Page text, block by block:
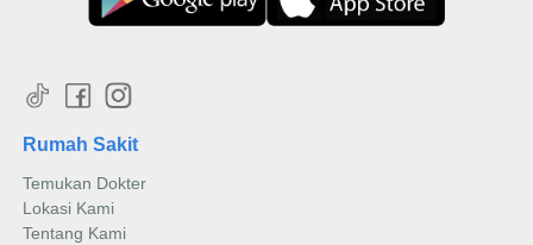
Rumah Sakit
Temukan Dokter
Lokasi Kami
Tentang Kami